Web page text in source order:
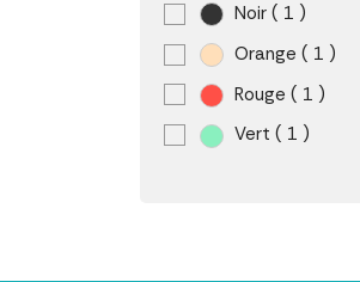
Noir ( 1 )
Orange ( 1 )
Rouge ( 1 )
Vert ( 1 )